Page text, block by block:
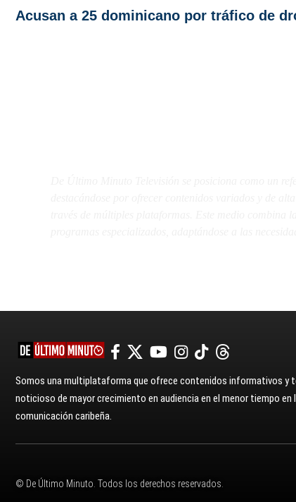
Acusan a 25 dominicano por tráfico de
Somos una multiplataforma que ofrece contenidos informativos y
noticioso de mayor crecimiento en audiencia en el menor tiempo en
comunicación caribeña.
© De Último Minuto. Todos los derechos reservados.